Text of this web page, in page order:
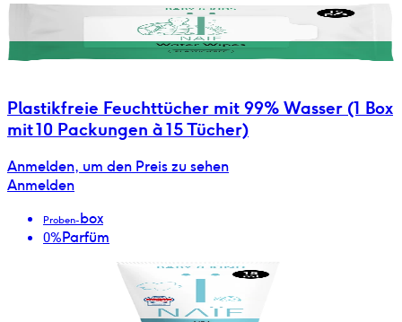
Plastikfreie Feuchttücher mit 99% Wasser (1 Box
mit 10 Packungen à 15 Tücher)
Anmelden, um den Preis zu sehen
Anmelden
Proben-box
0%Parfüm